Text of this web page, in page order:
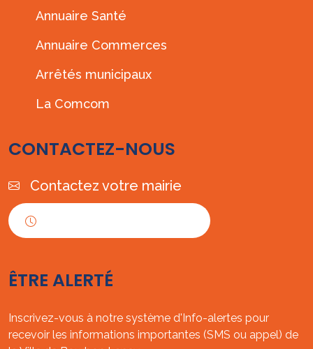
Annuaire Santé
Annuaire Commerces
Arrêtés municipaux
La Comcom
CONTACTEZ-NOUS
Contactez votre mairie
ÊTRE ALERTÉ
Inscrivez-vous à notre système d'Info-alertes pour
recevoir les informations importantes (SMS ou appel) de